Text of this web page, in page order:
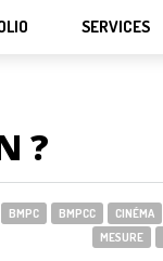
SERVICES
?
BMPC BMPCC CINÉMA
MESURE